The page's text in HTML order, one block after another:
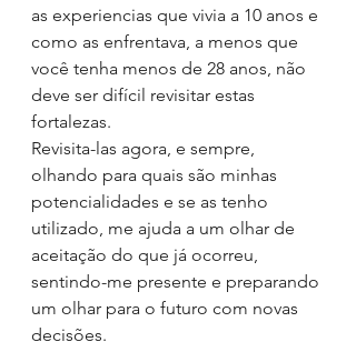
as experiencias que vivia a 10 anos e
como as enfrentava, a menos que
você tenha menos de 28 anos, não
deve ser difícil revisitar estas
fortalezas.
Revisita-las agora, e sempre,
olhando para quais são minhas
potencialidades e se as tenho
utilizado, me ajuda a um olhar de
aceitação do que já ocorreu,
sentindo-me presente e preparando
um olhar para o futuro com novas
decisões.